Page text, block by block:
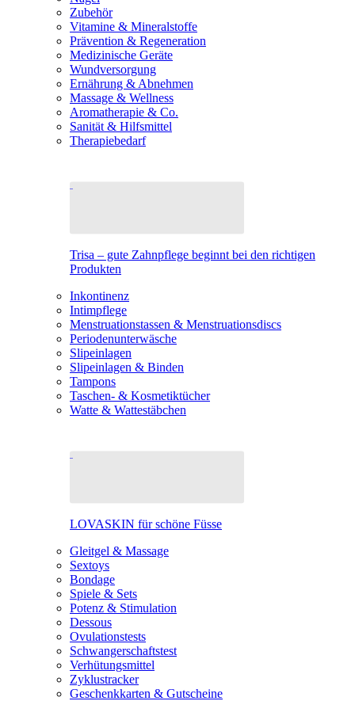
Zubehör
Vitamine & Mineralstoffe
Prävention & Regeneration
Medizinische Geräte
Wundversorgung
Ernährung & Abnehmen
Massage & Wellness
Aromatherapie & Co.
Sanität & Hilfsmittel
Therapiebedarf
Trisa – gute Zahnpflege beginnt bei den richtigen
Produkten
Inkontinenz
Intimpflege
Menstruationstassen & Menstruationsdiscs
Periodenunterwäsche
Slipeinlagen
Slipeinlagen & Binden
Tampons
Taschen- & Kosmetiktücher
Watte & Wattestäbchen
LOVASKIN für schöne Füsse
Gleitgel & Massage
Sextoys
Bondage
Spiele & Sets
Potenz & Stimulation
Dessous
Ovulationstests
Schwangerschaftstest
Verhütungsmittel
Zyklustracker
Geschenkkarten & Gutscheine